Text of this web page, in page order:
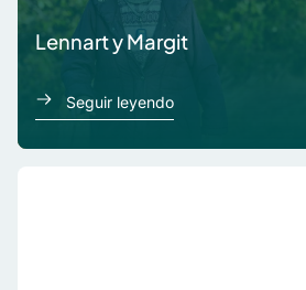
Lennart y Margit
Seguir leyendoacerca de Lennart